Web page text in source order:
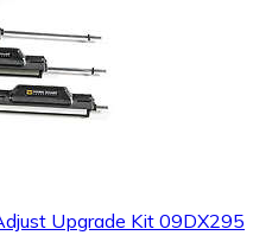
Upgrade Kit 09DX295